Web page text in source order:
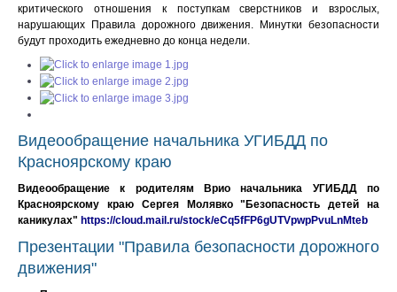
критического отношения к поступкам сверстников и взрослых,
нарушающих Правила дорожного движения. Минутки безопасности
будут проходить ежедневно до конца недели.
Видеообращение начальника УГИБДД по
Красноярскому краю
Видеообращение к родителям Врио начальника УГИБДД по
Красноярскому краю Сергея Молявко "Безопасность детей на
каникулах" https://cloud.mail.ru/stock/eCq5fFP6gUTVpwpPvuLnMteb
Презентации "Правила безопасности дорожного
движения"